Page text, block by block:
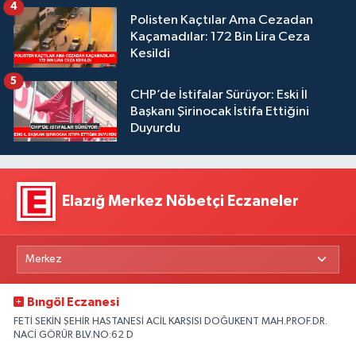
Polisten Kaçtılar Ama Cezadan
Kaçamadılar: 172 Bin Lira Ceza
Kesildi
4
CHP’de İstifalar Sürüyor: Eski İl
Başkanı Şirinocak İstifa Ettiğini
Duyurdu
5
Elazığ Merkez Nöbetçi Eczaneler
Bıngöl Eczanesi
FETİ SEKİN ŞEHİR HASTANESİ ACİL KARŞISI DOĞUKENT MAH.PROF.DR.
NACİ GÖRÜR BLV.NO:62 D